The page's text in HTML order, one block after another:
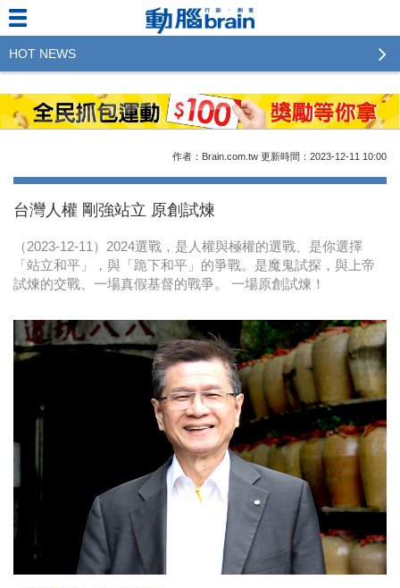
作者：Brain.com.tw 更新時間：2023-12-11 10:00
台灣人權 剛強站立 原創試煉
（2023-12-11）2024選戰，是人權與極權的選戰、是你選擇
「站立和平」，與「跪下和平」的爭戰。是魔鬼試探，與上帝
試煉的交戰、一場真假基督的戰爭。 一場原創試煉！
HOT NEWS
2023行銷傳播傑出貢獻獎 啟動徵件！期許參賽作品
更創新及具影響力
2022行銷傳播傑出貢獻獎得獎名單揭曉，近400位行
感美照
2023台灣民生快消品牌排行 14億次國民消費揭曉品
域動行銷公布人事異動
CSD中衛營運長張德成：中衛跳脫框架 玩出口罩新
時尚
金獎的代價 牛恆泰：沒人知道我失去什麼！
台灣百事食品 注重品牌體驗創造差異化
黃麗萍：媒體代理商有幫客戶升級的責任！
牛恆泰：媒體產業蛻變關鍵期，數位轉型該怎麼